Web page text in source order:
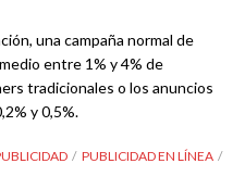
una campaña normal de
entre 1% y 4% de
tradicionales o los anuncios
y 0,5%.
PUBLICIDAD EN LÍNEA